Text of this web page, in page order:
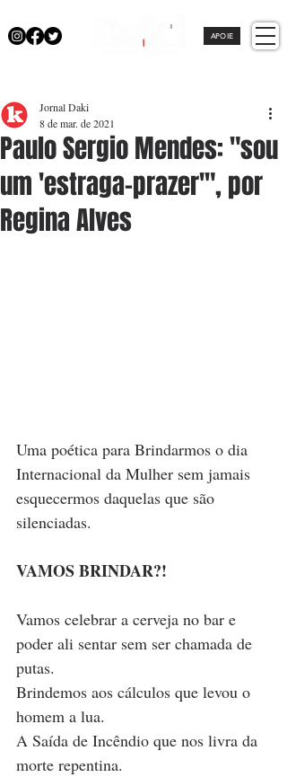
APOIE
Paulo Sergio Mendes: "sou
um 'estraga-prazer'", por
Regina Alves
Jornal Daki
8 de mar. de 2021
Uma poética para Brindarmos o dia
Internacional da Mulher sem jamais
esquecermos daquelas que são
silenciadas.
VAMOS BRINDAR?!
Vamos celebrar a cerveja no bar e
poder ali sentar sem ser chamada de
putas.
Brindemos aos cálculos que levou o
homem a lua.
A Saída de Incêndio que nos livra da
morte repentina.